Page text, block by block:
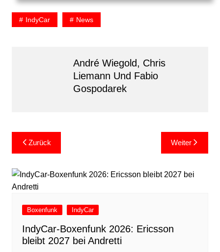
IndyCar News
André Wiegold, Chris
Liemann Und Fabio
Gospodarek
Beitragsnavigation
Zurück Weiter
Boxenfunk IndyCar
IndyCar-Boxenfunk 2026: Ericsson
bleibt 2027 bei Andretti